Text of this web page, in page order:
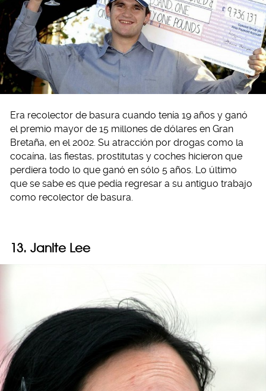
Era recolector de basura cuando tenía 19 años y ganó
el premio mayor de 15 millones de dólares en Gran
Bretaña, en el 2002. Su atracción por drogas como la
cocaína, las fiestas, prostitutas y coches hicieron que
perdiera todo lo que ganó en sólo 5 años. Lo último
que se sabe es que pedía regresar a su antiguo trabajo
como recolector de basura.
13. Janite Lee